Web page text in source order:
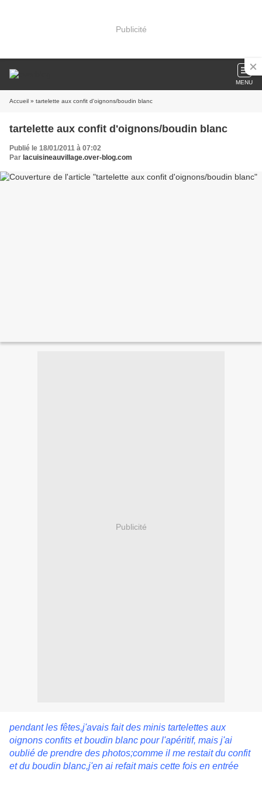
Publicité
MENU
Accueil » tartelette aux confit d'oignons/boudin blanc
tartelette aux confit d'oignons/boudin blanc
Publié le 18/01/2011 à 07:02
Par lacuisineauvillage.over-blog.com
Publicité
pendant les fêtes,j'avais fait des minis tartelettes aux
oignons confits et boudin blanc pour l'apéritif, mais j'ai
oublié de prendre des photos;comme il me restait du confit
et du boudin blanc,j'en ai refait mais cette fois en entrée